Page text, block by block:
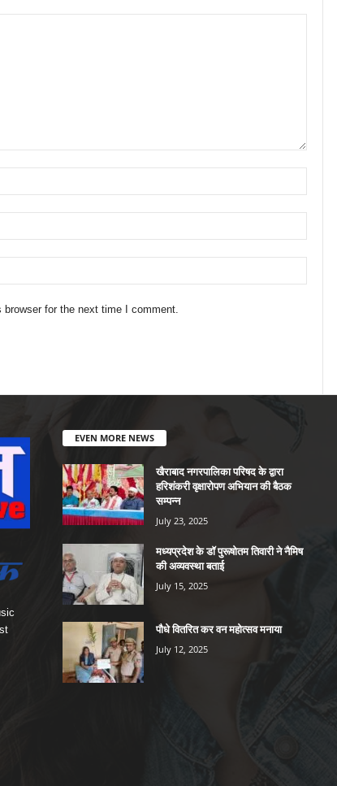
for the next time I comment.
EVEN MORE NEWS
खैराबाद नगरपालिका परिषद के द्वारा
हरिशंकरी वृक्षारोपण अभियान की बैठक
सम्पन्न
July 23, 2025
मध्यप्रदेश के डॉ पुरूषोतम तिवारी ने नैमिष
की अव्यवस्था बताई
July 15, 2025
पौधे वितरित कर वन महोत्सव मनाया
July 12, 2025